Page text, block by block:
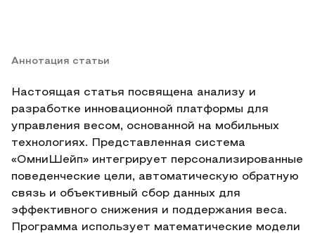
Аннотация статьи
Настоящая статья посвящена анализу и
разработке инновационной платформы для
управления весом, основанной на мобильных
технологиях. Представленная система
«ОмниШейп» интегрирует персонализированные
поведенческие цели, автоматическую обратную
связь и объективный сбор данных для
эффективного снижения и поддержания веса.
Программа использует математические модели